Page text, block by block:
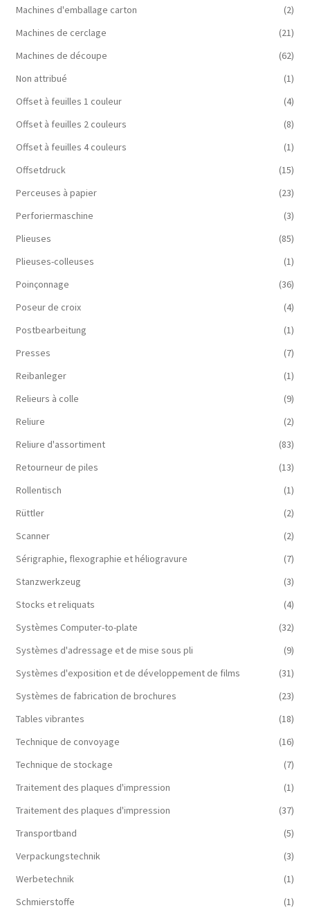
Machines d'emballage carton
(2)
Machines de cerclage
(21)
Machines de découpe
(62)
Non attribué
(1)
Offset à feuilles 1 couleur
(4)
Offset à feuilles 2 couleurs
(8)
Offset à feuilles 4 couleurs
(1)
Offsetdruck
(15)
Perceuses à papier
(23)
Perforiermaschine
(3)
Plieuses
(85)
Plieuses-colleuses
(1)
Poinçonnage
(36)
Poseur de croix
(4)
Postbearbeitung
(1)
Presses
(7)
Reibanleger
(1)
Relieurs à colle
(9)
Reliure
(2)
Reliure d'assortiment
(83)
Retourneur de piles
(13)
Rollentisch
(1)
Rüttler
(2)
Scanner
(2)
Sérigraphie, flexographie et héliogravure
(7)
Stanzwerkzeug
(3)
Stocks et reliquats
(4)
Systèmes Computer-to-plate
(32)
Systèmes d'adressage et de mise sous pli
(9)
Systèmes d'exposition et de développement de films
(31)
Systèmes de fabrication de brochures
(23)
Tables vibrantes
(18)
Technique de convoyage
(16)
Technique de stockage
(7)
Traitement des plaques d'impression
(1)
Traitement des plaques d'impression
(37)
Transportband
(5)
Verpackungstechnik
(3)
Werbetechnik
(1)
Schmierstoffe
(1)